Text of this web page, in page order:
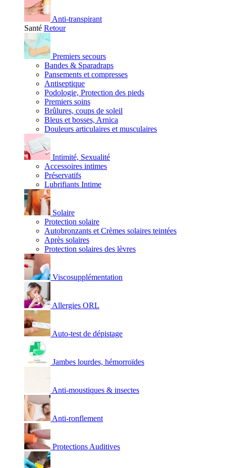
Anti-transpirant
Santé Retour
Premiers secours
Bandes & Sparadraps
Pansements et compresses
Antiseptique
Podologie, Protection des pieds
Premiers soins
Brûlures, coups de soleil
Bleus et bosses, Arnica
Douleurs articulaires et musculaires
Intimité, Sexualité
Accessoires intimes
Préservatifs
Lubrifiants Intime
Solaire
Protection solaire
Autobronzants et Crèmes solaires teintées
Après solaires
Protection solaires des lèvres
Viscosupplémentation
Allergies ORL
Auto-test de dépistage
Jambes lourdes, hémorroïdes
Anti-moustiques & insectes
Anti-ronflement
Protections Auditives